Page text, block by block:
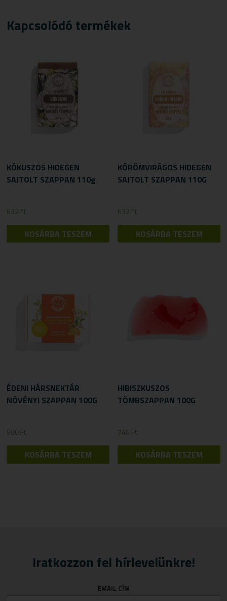
Kapcsolódó termékek
KÓKUSZOS HIDEGEN
SAJTOLT SZAPPAN 110g
632 Ft
KOSÁRBA TESZEM
KÖRÖMVIRÁGOS HIDEGEN
SAJTOLT SZAPPAN 110G
632 Ft
KOSÁRBA TESZEM
ÉDENI HÁRSNEKTÁR
NÖVÉNYI SZAPPAN 100G
900Ft
KOSÁRBA TESZEM
HIBISZKUSZOS
TÖMBSZAPPAN 100G
746 Ft
KOSÁRBA TESZEM
Iratkozzon fel hírlevelünkre!
EMAIL CÍM